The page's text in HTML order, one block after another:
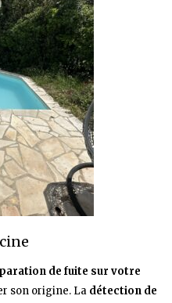
de fuite sur votre
son origine. La détection de